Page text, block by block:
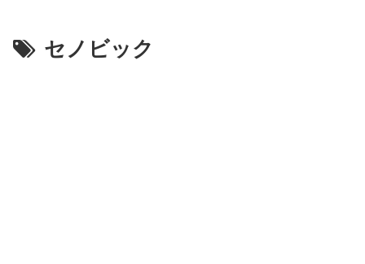
セノビック